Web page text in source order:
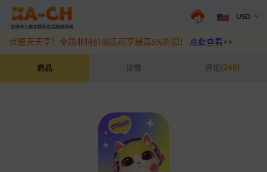
USD
抖音盛夏宠粉季来袭！抖钻充值最高6%优惠，热门规格更划算点此查
优惠天天享！全场非特价商品可享最高5%折扣！ 点此查看>>
商品 详情 评论(248)